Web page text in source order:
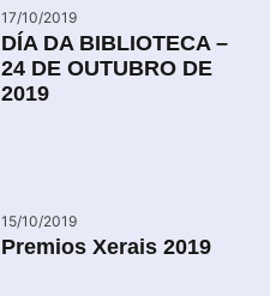
17/10/2019
DÍA DA BIBLIOTECA –
24 DE OUTUBRO DE
2019
15/10/2019
Premios Xerais 2019